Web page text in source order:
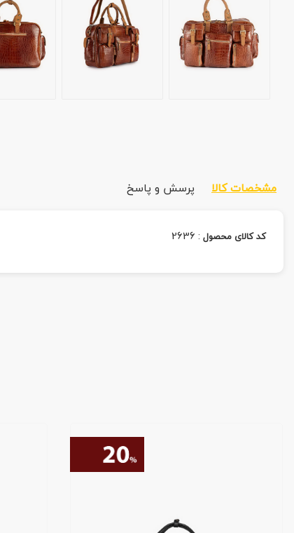
مشخصات کالا پرسش و پاسخ
کد کالای محصول :
2636